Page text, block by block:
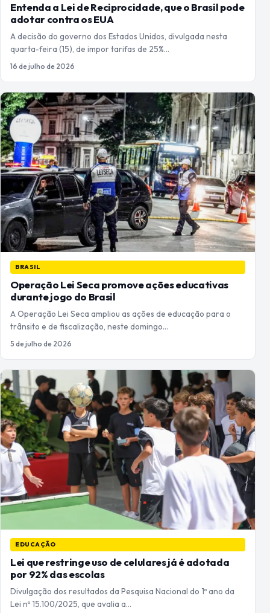
Entenda a Lei de Reciprocidade, que o Brasil pode
adotar contra os EUA
A decisão do governo dos Estados Unidos, divulgada nesta
quarta-feira (15), de impor tarifas de 25%…
16 de julho de 2026
BRASIL
Operação Lei Seca promove ações educativas
durante jogo do Brasil
A Operação Lei Seca ampliou as ações de educação para o
trânsito e de fiscalização, neste domingo…
5 de julho de 2026
EDUCAÇÃO
Lei que restringe uso de celulares já é adotada
por 92% das escolas
Divulgação dos resultados da Pesquisa Nacional do 1º ano da
Lei nº 15.100/2025, que avalia a…